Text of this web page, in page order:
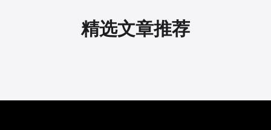
精选文章推荐